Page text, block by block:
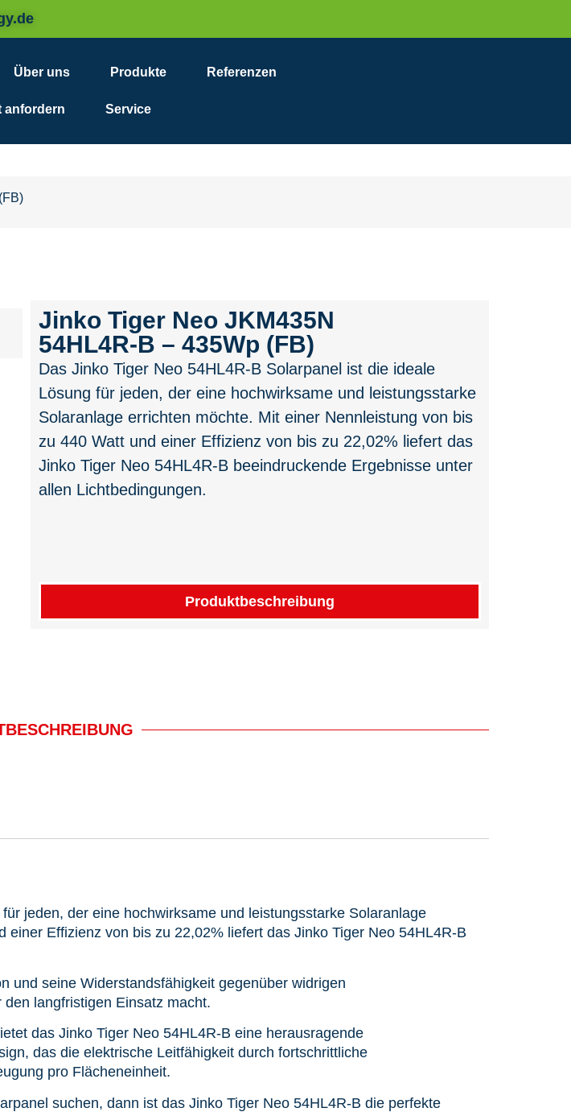
Über uns Produkte Referenzen
anfordern Service
Jinko Tiger Neo JKM435N
54HL4R-B – 435Wp (FB)
Das Jinko Tiger Neo 54HL4R-B Solarpanel ist die ideale
Lösung für jeden, der eine hochwirksame und leistungsstarke
Solaranlage errichten möchte. Mit einer Nennleistung von bis
zu 440 Watt und einer Effizienz von bis zu 22,02% liefert das
Jinko Tiger Neo 54HL4R-B beeindruckende Ergebnisse unter
allen Lichtbedingungen.
Produktbeschreibung
jeden, der eine hochwirksame und leistungsstarke Solaranlage
Effizienz von bis zu 22,02% liefert das Jinko Tiger Neo 54HL4R-B
und seine Widerstandsfähigkeit gegenüber widrigen
langfristigen Einsatz macht.
das Jinko Tiger Neo 54HL4R-B eine herausragende
das die elektrische Leitfähigkeit durch fortschrittliche
pro Flächeneinheit.
suchen, dann ist das Jinko Tiger Neo 54HL4R-B die perfekte